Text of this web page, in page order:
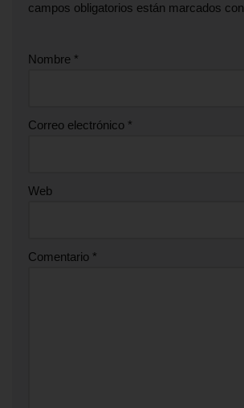
campos obligatorios están marcados con
Nombre *
Correo electrónico *
Web
Comentario *